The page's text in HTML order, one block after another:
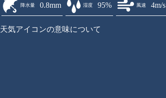
降水量 0.8mm 湿度 95% 風速 4m/s
天気アイコンの意味について